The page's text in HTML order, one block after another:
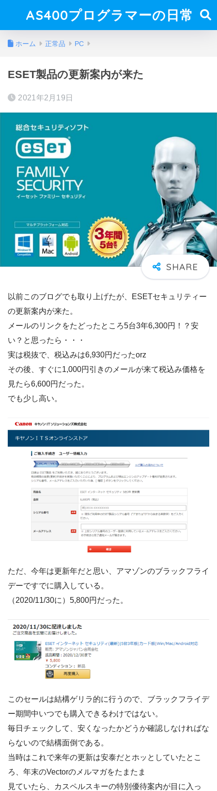
AS400プログラマーの日常
ホーム 正常品 PC
ESET製品の更新案内が来た
2021年2月19日
以前このブログでも取り上げたが、ESETセキュリティー
の更新案内が来た。
メールのリンクをたどったところ5台3年6,300円！？安
い？と思ったら・・・
実は税抜で、税込みは6,930円だったorz
その後、すぐに1,000円引きのメールが来て税込み価格を
見たら6,600円だった。
でも少し高い。
ただ、今年は更新年だと思い、アマゾンのブラックフライ
デーですでに購入している。
（2020/11/30に）5,800円だった。
このセールは結構ゲリラ的に行うので、ブラックフライデ
ー期間中いつでも購入できるわけではない。
毎日チェックして、安くなったかどうか確認しなければな
らないので結構面倒である。
当時はこれで来年の更新は安泰だとホッとしていたとこ
ろ、年末のVectorのメルマガをたまたま
見ていたら、カスペルスキーの特別優待案内が目に入っ